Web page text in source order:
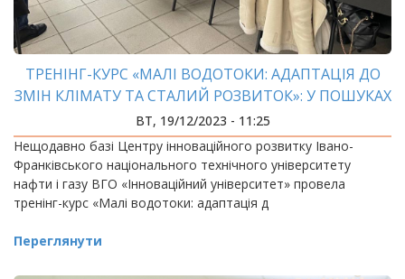
ТРЕНІНГ-КУРС «МАЛІ ВОДОТОКИ: АДАПТАЦІЯ ДО
ЗМІН КЛІМАТУ ТА СТАЛИЙ РОЗВИТОК»: У ПОШУКАХ
ЕКОЛОГІЧНИХ РІШЕНЬ
ВТ, 19/12/2023 - 11:25
Нещодавно базі Центру інноваційного розвитку Івано-
Франківського національного технічного університету
нафти і газу ВГО «Інноваційний університет» провела
тренінг-курс «Малі водотоки: адаптація д
Переглянути